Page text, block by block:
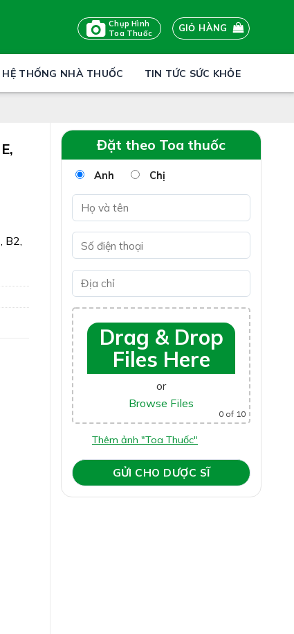
Chụp Hình
Toa Thuốc
GIỎ HÀNG
HỆ THỐNG NHÀ THUỐC TIN TỨC SỨC KHỎE
Đặt theo Toa thuốc
Anh Chị
Drag & Drop
Files Here
or
Browse Files
0 of 10
Thêm ảnh "Toa Thuốc"
B2,